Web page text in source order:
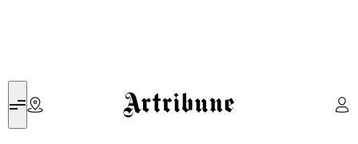
Artribune